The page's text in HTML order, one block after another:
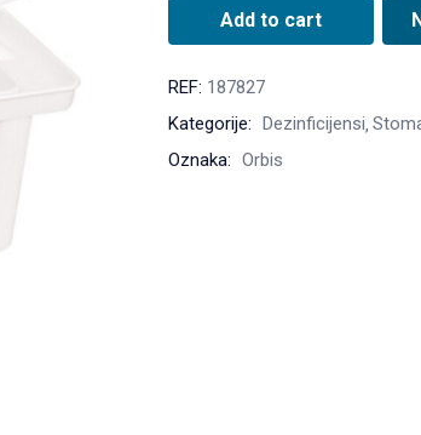
Add to cart
REF: 187827
Kategorije: Dezinficijensi
Oznaka: Orbis